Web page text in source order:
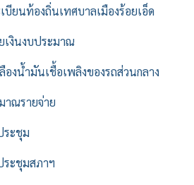
บียนท้องถิ่นเทศบาลเมืองร้อยเอ็ด
เงินงบประมาณ
งน้ำมันเชื้อเพลิงของรถส่วนกลาง
ณรายจ่าย
ระชุม
ระชุมสภาฯ